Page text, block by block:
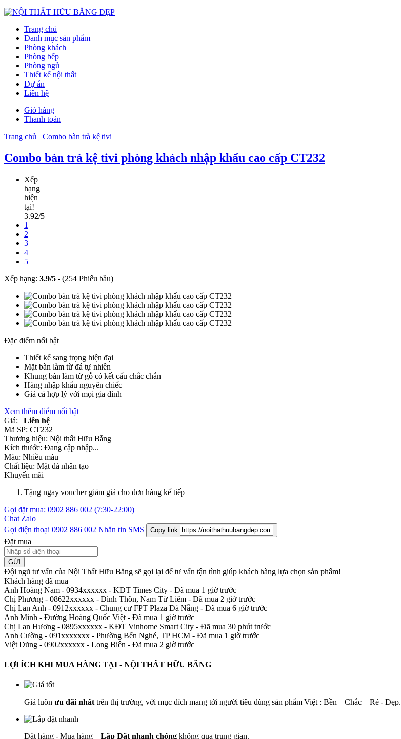
Trang chủ
Danh mục sản phẩm
Phòng khách
Phòng bếp
Phòng ngủ
Thiết kế nội thất
Dự án
Liên hệ
Giỏ hàng
Thanh toán
Trang chủ
Combo bàn trà kệ tivi
Combo bàn trà kệ tivi phòng khách nhập khẩu cao cấp CT232
Xếp
hạng
hiện
tại!
3.92/5
1
2
3
4
5
Xếp hạng: 3.9/5 - (254 Phiếu bầu)
Đặc điểm nổi bật
Thiết kế sang trọng hiện đại
Mặt bàn làm từ đá tự nhiên
Khung bàn làm từ gỗ có kết cấu chắc chắn
Hàng nhập khẩu nguyên chiếc
Giá cả hợp lý với mọi gia đình
Xem thêm điểm nổi bật
Giá:
Liên hệ
Mã SP: CT232
Thương hiệu: Nội thất Hữu Bằng
Kích thước: Đang cập nhập...
Màu: Nhiều màu
Chất liệu: Mặt đá nhân tạo
Khuyến mãi
Tặng ngay voucher giảm giá cho đơn hàng kế tiếp
Gọi đặt mua: 0902 886 002 (7:30-22:00)
Chat Zalo
Gọi điện thoại 0902 886 002 Nhắn tin SMS Copy link
Đặt mua
GỬI
Đội ngũ tư vấn của Nội Thất Hữu Bằng sẽ gọi lại để tư vấn tận tình giúp khách hàng lựa chọn sản phẩm!
Khách hàng đã mua
Anh Hoàng Nam - 0934xxxxxx - KĐT Times City - Đã mua 1 giờ trước
Chị Phương - 08622xxxxxx - Đình Thôn, Nam Từ Liêm - Đã mua 2 giờ trước
Chị Lan Anh - 0912xxxxxx - Chung cư FPT Plaza Đà Nẵng - Đã mua 6 giờ trước
Anh Minh - Đường Hoàng Quốc Việt - Đã mua 1 giờ trước
Chị Lan Hương - 0895xxxxxx - KĐT Vinhome Smart City - Đã mua 30 phút trước
Anh Cường - 091xxxxxxx - Phường Bến Nghé, TP HCM - Đã mua 1 giờ trước
Việt Dũng - 0902xxxxxx - Long Biên - Đã mua 2 giờ trước
LỢI ÍCH KHI MUA HÀNG TẠI - NỘI THẤT HỮU BẰNG
Giá luôn ưu đãi nhất trên thị trường, với mục đích mang tới người tiêu dùng sản phẩm Việt : Bền – Chắc – Rẻ - Đẹp.
Đặt hàng - Mua hàng – Lắp Đặt nhanh chóng không qua trung gian.